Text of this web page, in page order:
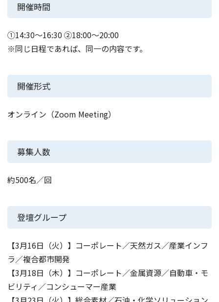
開催時間
①14:30～16:30 ②18:00～20:00
※同じ日程であれば、同一の内容です。
開催形式
オンライン（Zoom Meeting）
募集人数
約500名／回
登壇グループ
【3月16日（火）】コーポレート／天然ガス／産業インフ
ラ／複合都市開発
【3月18日（木）】コーポレート／金属資源／自動車・モ
ビリティ／コンシューマー産業